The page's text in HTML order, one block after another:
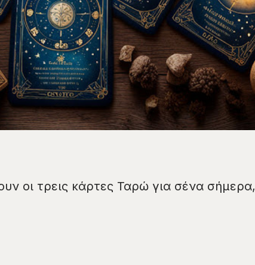
οι τρεις κάρτες Ταρώ για σένα σήμερα,